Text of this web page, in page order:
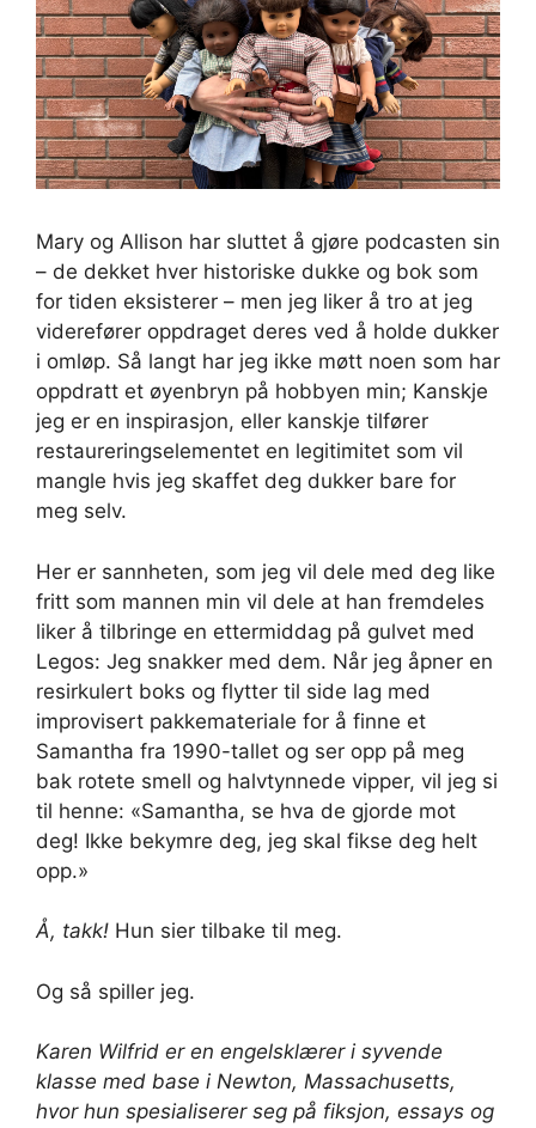
Mary og Allison har sluttet å gjøre podcasten sin
– de dekket hver historiske dukke og bok som
for tiden eksisterer – men jeg liker å tro at jeg
viderefører oppdraget deres ved å holde dukker
i omløp. Så langt har jeg ikke møtt noen som har
oppdratt et øyenbryn på hobbyen min; Kanskje
jeg er en inspirasjon, eller kanskje tilfører
restaureringselementet en legitimitet som vil
mangle hvis jeg skaffet deg dukker bare for
meg selv.
Her er sannheten, som jeg vil dele med deg like
fritt som mannen min vil dele at han fremdeles
liker å tilbringe en ettermiddag på gulvet med
Legos: Jeg snakker med dem. Når jeg åpner en
resirkulert boks og flytter til side lag med
improvisert pakkemateriale for å finne et
Samantha fra 1990-tallet og ser opp på meg
bak rotete smell og halvtynnede vipper, vil jeg si
til henne: «Samantha, se hva de gjorde mot
deg! Ikke bekymre deg, jeg skal fikse deg helt
opp.»
Å, takk! Hun sier tilbake til meg.
Og så spiller jeg.
Karen Wilfrid er en engelsklærer i syvende
klasse med base i Newton, Massachusetts,
hvor hun spesialiserer seg på fiksjon, essays og